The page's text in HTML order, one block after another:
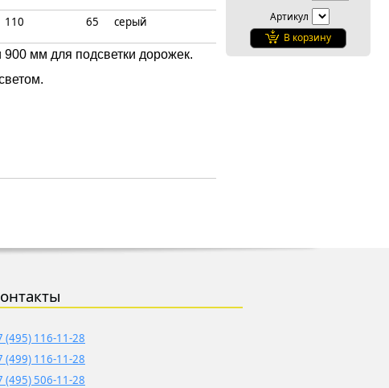
110 65 серый
мм для подсветки дорожек.
Артикул
В корзину
(495) 116-11-28
(499) 116-11-28
(495) 506-11-28